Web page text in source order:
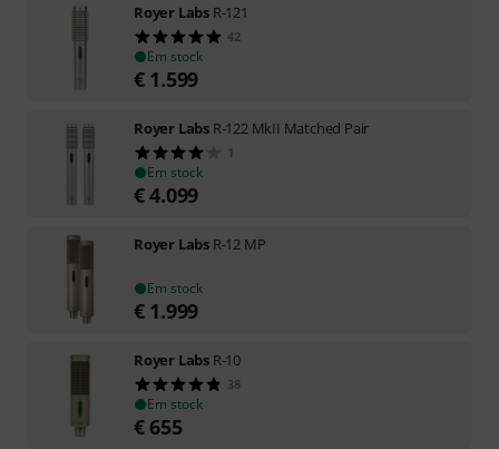
Royer Labs R-121
42
Em stock
€ 1.599
Royer Labs R-122 MkII Matched Pair
1
Em stock
€4.099
Royer Labs R-12 MP
Em stock
€ 1.999
Royer Labs R-10
38
Em stock
€ 655